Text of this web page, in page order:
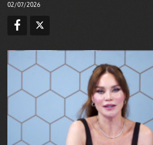
02/07/2026